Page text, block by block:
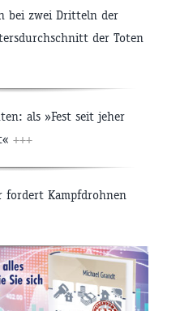
bei zwei Dritteln der
der Toten
als »Fest seit jeher
+++
fordert Kampfdrohnen